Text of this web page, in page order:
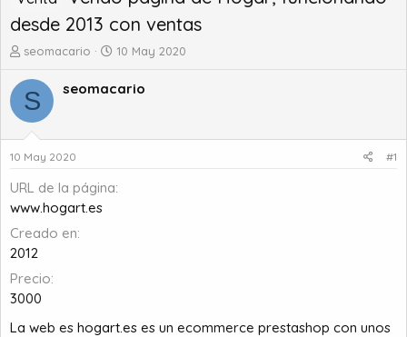
desde 2013 con ventas
A
t
o
r
d
e
e
m
seomacario
F
c
d
n
10 May 2020
S seomacario
10 May 2020 #1
URL de la página
www.hogart.es
Creado en
2012
Precio
3000
La web es hogart.es es un ecommerce prestashop con unos